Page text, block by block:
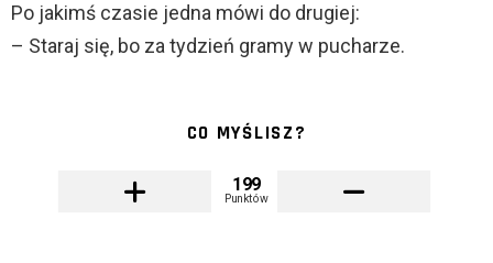
Po jakimś czasie jedna mówi do drugiej:
– Staraj się, bo za tydzień gramy w pucharze.
CO MYŚLISZ?
199
Punktów